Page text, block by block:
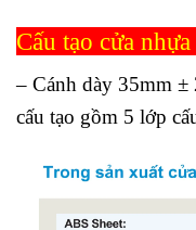
Cấu tạo cửa
– Cánh dày 35mm ±
cấu tạo gồm 5 lớp